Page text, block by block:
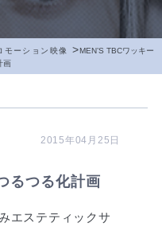
モーション映像 >MEN’S TBCワッキー
画
2015年04月25日
るつる化計画
エステティックサ